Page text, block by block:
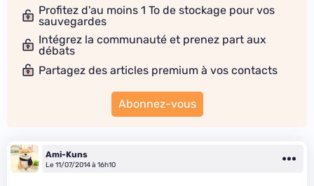
Profitez d'au moins 1 To de stockage pour vos
sauvegardes
Intégrez la communauté et prenez part aux
débats
Partagez des articles premium à vos contacts
Abonnez-vous
Ami-Kuns
Le 11/07/2014 à 16h10